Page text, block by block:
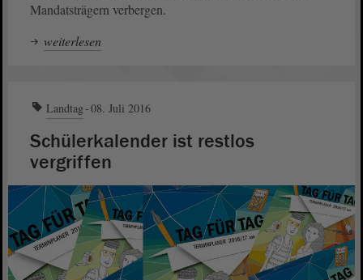
Mandatsträgern verbergen.
weiterlesen
Landtag 08. Juli 2016
Schülerkalender ist restlos
vergriffen